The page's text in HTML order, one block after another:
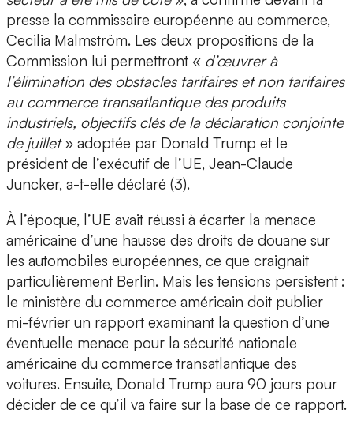
presse la commissaire européenne au commerce,
Cecilia Malmström. Les deux propositions de la
Commission lui permettront « d’œuvrer à
l’élimination des obstacles tarifaires et non tarifaires
au commerce transatlantique des produits
industriels, objectifs clés de la déclaration conjointe
de juillet» adoptée par Donald Trump et le
président de l’exécutif de l’UE, Jean-Claude
Juncker, a-t-elle déclaré (3).
À l’époque, l’UE avait réussi à écarter la menace
américaine d’une hausse des droits de douane sur
les automobiles européennes, ce que craignait
particulièrement Berlin. Mais les tensions persistent :
le ministère du commerce américain doit publier
mi-février un rapport examinant la question d’une
éventuelle menace pour la sécurité nationale
américaine du commerce transatlantique des
voitures. Ensuite, Donald Trump aura 90 jours pour
décider de ce qu’il va faire sur la base de ce rapport.